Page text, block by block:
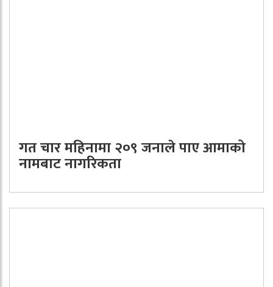
गत चार महिनामा २०९ जनाले पाए आमाको
नामबाट नागरिकता